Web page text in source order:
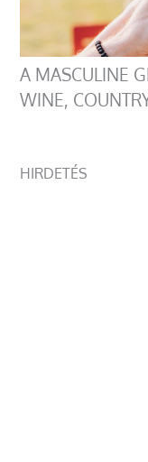
A MASCULINE
WINE,
HIRDETÉS